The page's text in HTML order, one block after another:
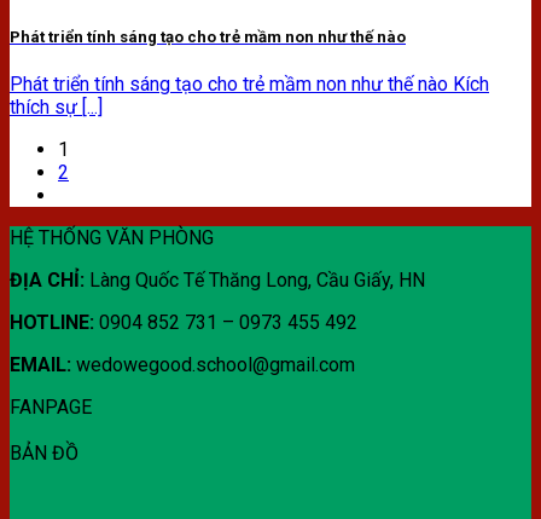
Phát triển tính sáng tạo cho trẻ mầm non như thế nào
Phát triển tính sáng tạo cho trẻ mầm non như thế nào Kích
thích sự [...]
1
2
HỆ THỐNG VĂN PHÒNG
ĐỊA CHỈ: Làng Quốc Tế Thăng Long, Cầu Giấy, HN
HOTLINE: 0904 852 731 – 0973 455 492
EMAIL: wedowegood.school@gmail.com
FANPAGE
BẢN ĐỒ